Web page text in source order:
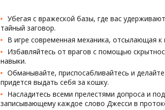
Убегая с вражеской базы, где вас
тайный заговор.
В игре современная механика, отсылающая к
Избавляйтесь от врагов с помощью
навыки.
Обманывайте, приспосабливайтесь и
придется выдать себя за кошку.
Насладитесь всеми прелестями допроса и
записывающему каждое слово Джесси в